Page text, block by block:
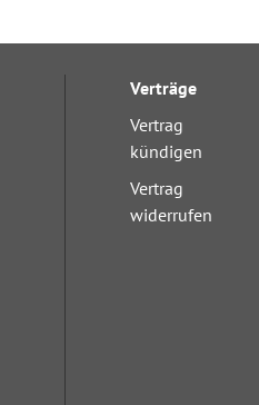
Verträge
Vertrag
kündigen
Vertrag
widerrufen